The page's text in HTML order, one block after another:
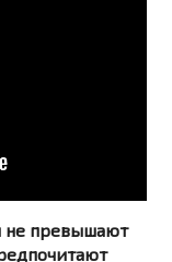
не превышают